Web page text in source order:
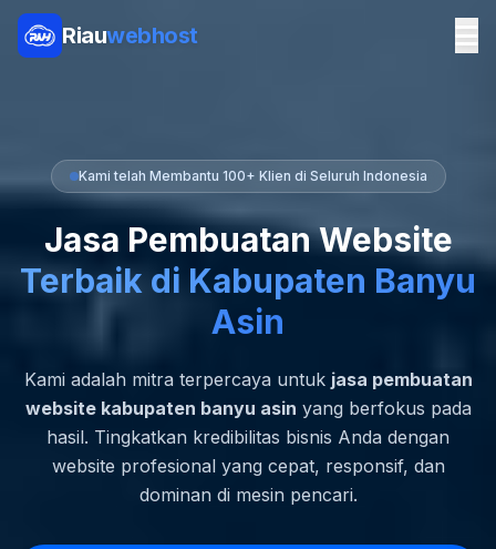
Riauwebhost
Kami telah Membantu 100+ Klien di Seluruh Indonesia
Jasa Pembuatan Website
Terbaik di Kabupaten Banyu
Asin
Kami adalah mitra terpercaya untuk jasa pembuatan
website kabupaten banyu asin yang berfokus pada
hasil. Tingkatkan kredibilitas bisnis Anda dengan
website profesional yang cepat, responsif, dan
dominan di mesin pencari.